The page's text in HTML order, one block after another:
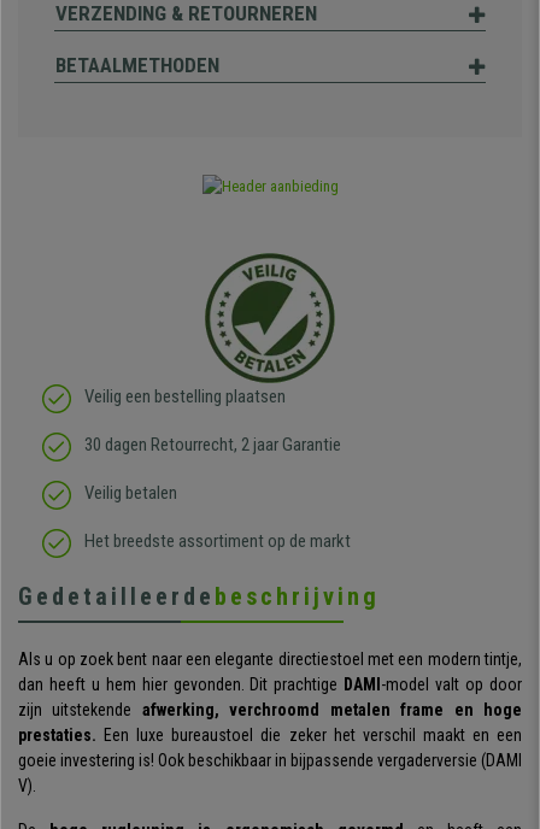
VERZENDING & RETOURNEREN
BETAALMETHODEN
Veilig een bestelling plaatsen
30 dagen Retourrecht, 2 jaar Garantie
Veilig betalen
Het breedste assortiment op de markt
Gedetailleerde beschrijving
Als u op zoek bent naar een elegante directiestoel met een modern tintje,
dan heeft u hem hier gevonden. Dit prachtige DAMI -model valt op door
zijn uitstekende afwerking, verchroomd metalen frame en hoge
prestaties. Een luxe bureaustoel die zeker het verschil maakt en een
goeie investering is! Ook beschikbaar in bijpassende vergaderversie (DAMI
V).